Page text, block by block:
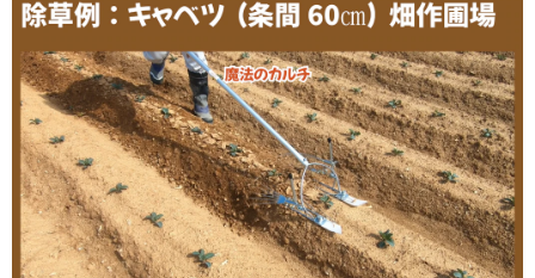
カタログ・冊子 DL
説明書
製品一覧
会社情報
採用情報
更新履歴